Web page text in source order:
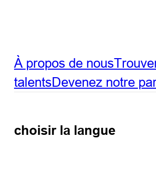
À propos de nous
talentsDevenez notre
choisir la langue